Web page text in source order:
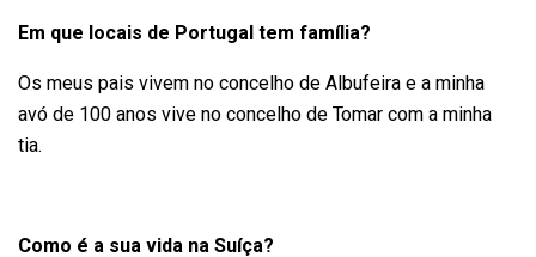
Em que locais de Portugal tem família?
Os meus pais vivem no concelho de Albufeira e a minha
avó de 100 anos vive no concelho de Tomar com a minha
tia.
Como é a sua vida na Suíça?